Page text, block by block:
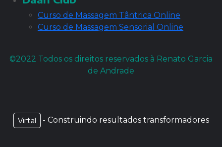
Curso de Massagem Tântrica Online
Curso de Massagem Sensorial Online
©2022 Todos os direitos reservados à Renato Garcia
de Andrade
Virtal - Construindo resultados transformadores